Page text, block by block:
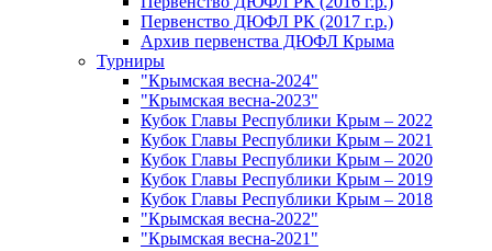
Первенство ДЮФЛ РК (2017 г.р.)
Архив первенства ДЮФЛ Крыма
Турниры
"Крымская весна-2024"
"Крымская весна-2023"
Кубок Главы Республики Крым – 2022
Кубок Главы Республики Крым – 2021
Кубок Главы Республики Крым – 2020
Кубок Главы Республики Крым – 2019
Кубок Главы Республики Крым – 2018
"Крымская весна-2022"
"Крымская весна-2021"